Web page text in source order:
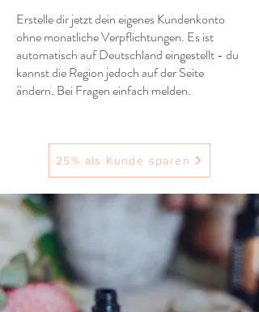
Erstelle dir jetzt dein eigenes Kundenkonto
ohne monatliche Verpflichtungen. Es ist
automatisch auf Deutschland eingestellt - du
kannst die Region jedoch auf der Seite
ändern. Bei Fragen einfach melden.
25% als Kunde sparen